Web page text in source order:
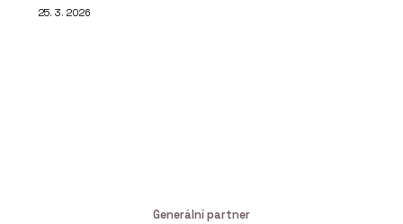
25. 3. 2026
Generální partner